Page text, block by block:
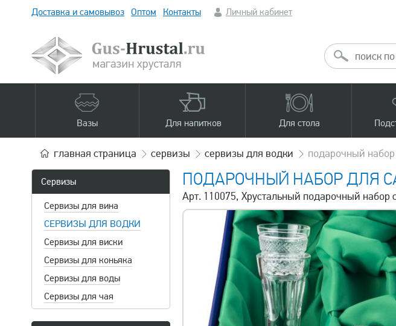
Доставка и самовывоз Оптом Контакты Личный кабинет
Вазы Для напитков Для стола
главная страница сервизы сервизы для водки подарочный
Сервизы
Сервизы для вина
СЕРВИЗЫ ДЛЯ ВОДКИ
Сервизы для виски
Сервизы для коньяка
Сервизы для воды
Сервизы для чая
ПОДАРОЧНЫЙ НАБОР ДЛЯ
Арт. 110075, Хрустальный подарочный набор